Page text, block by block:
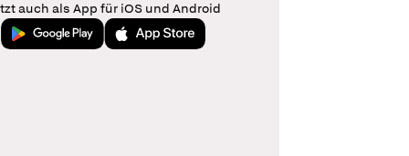
auch als App für iOS und Android
Jetzt bei Google PlayLaden im App Store